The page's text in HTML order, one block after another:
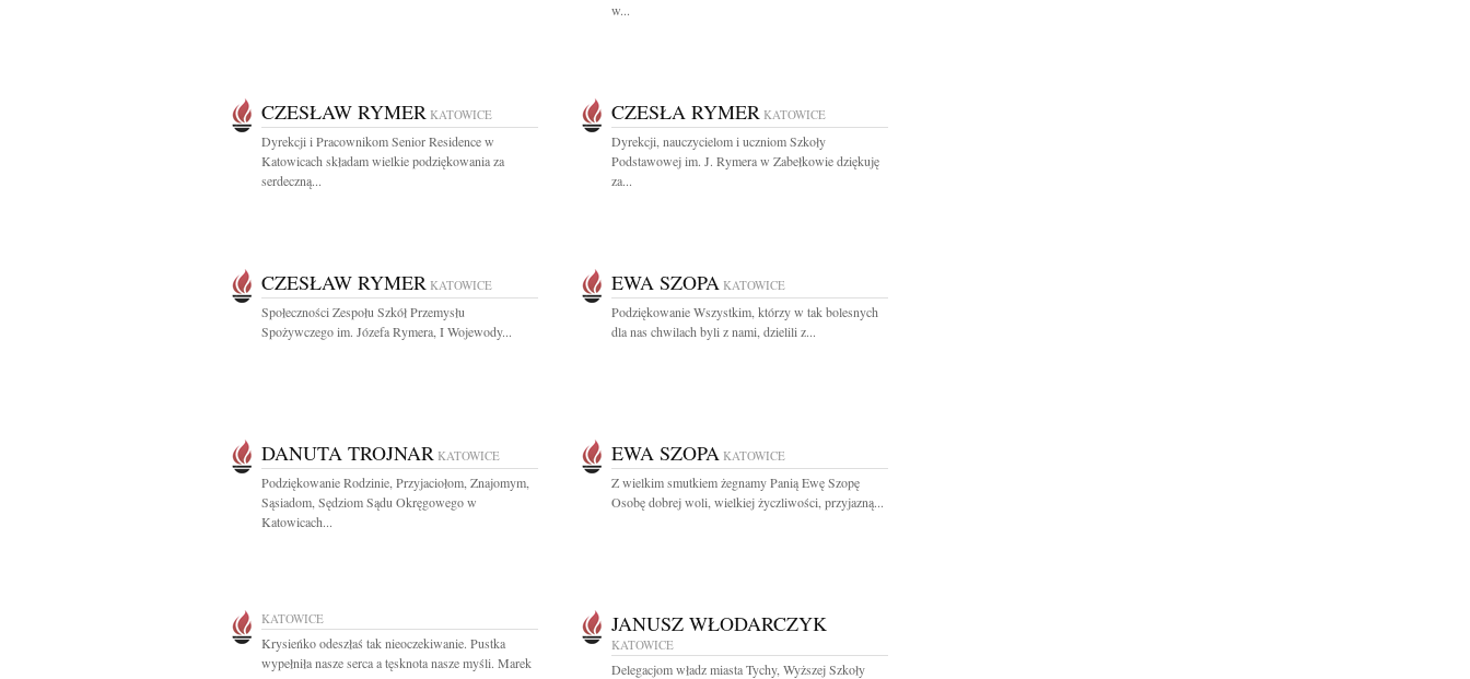
w...
CZESŁAW RYMER KATOWICE
Dyrekcji i Pracownikom Senior Residence w
Katowicach składam wielkie podziękowania za
serdeczną...
CZESŁA RYMER KATOWICE
Dyrekcji, nauczycielom i uczniom Szkoły
Podstawowej im. J. Rymera w Zabełkowie dziękuję
za...
CZESŁAW RYMER KATOWICE
Społeczności Zespołu Szkół Przemysłu
Spożywczego im. Józefa Rymera, I Wojewody...
EWA SZOPA KATOWICE
Podziękowanie Wszystkim, którzy w tak bolesnych
dla nas chwilach byli z nami, dzielili z...
DANUTA TROJNAR KATOWICE
Podziękowanie Rodzinie, Przyjaciołom, Znajomym,
Sąsiadom, Sędziom Sądu Okręgowego w
Katowicach...
EWA SZOPA KATOWICE
Z wielkim smutkiem żegnamy Panią Ewę Szopę
Osobę dobrej woli, wielkiej życzliwości, przyjazną...
KATOWICE
Krysieńko odeszłaś tak nieoczekiwanie. Pustka
wypełniła nasze serca a tęsknota nasze myśli. Marek
JANUSZ WŁODARCZYK
KATOWICE
Delegacjom władz miasta Tychy, Wyższej Szkoły